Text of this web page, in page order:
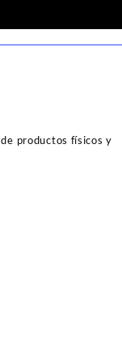
productos físicos y